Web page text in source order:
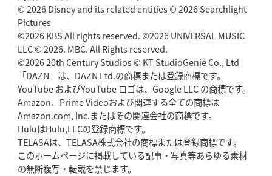
© 2026 Disney and its related entities © 2026 Searchlight
Pictures
©2026 KBS All rights reserved. ©2026 UNIVERSAL MUSIC
LLC © 2026. MBC. All Rights reserved.
©2026 20th Century Studios © KT StudioGenie Co., Ltd
「DAZN」は、DAZN Ltd.の商標または登録商標です。
YouTube およびYouTube ロゴは、Google LLC の商標です。
Amazon、Prime Videoおよび関連する全ての商標は
Amazon.com, Inc.またはその関連会社の商標です。
HuluはHulu,LLCの登録商標です。
TELASAは、TELASA株式会社の商標または登録商標です。
このホームページに掲載している記事・写真等あらゆる素材
の無断複写・転載を禁じます。